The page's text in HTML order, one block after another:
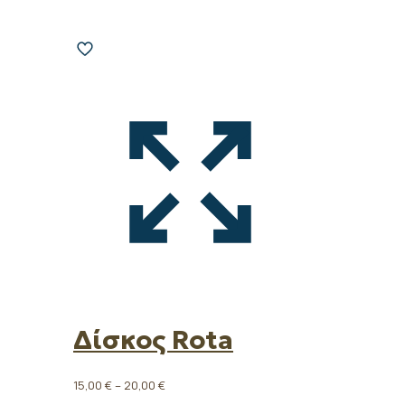
Δίσκος Rota
15,00 €– 20,00 €Price